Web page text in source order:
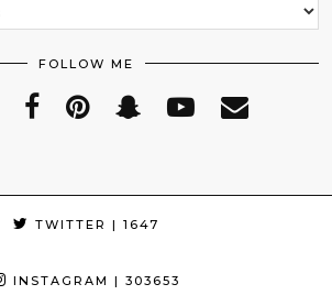
FOLLOW ME
TWITTER | 1647
INSTAGRAM | 303653